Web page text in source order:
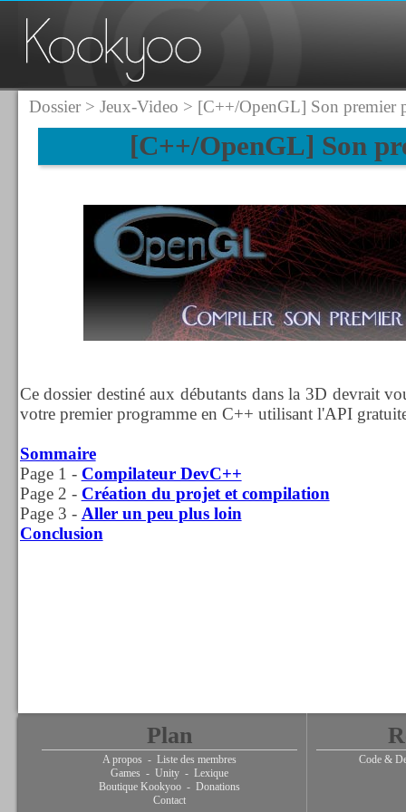
Dossier> Jeux-Video > [C++/OpenGL] Son premier
[C++/OpenGL] Son
Ce dossier destiné aux débutants dans la 3D devrait
votre premier programme en C++ utilisant l'API
Sommaire
Page 1 - Compilateur DevC++
Page 2 - Création du projet et compilation
Page 3 - Aller un peu plus loin
Conclusion
Plan
A propos - Liste des membres
Games - Unity - Lexique
Boutique Kookyoo - Donations
Contact
Code &